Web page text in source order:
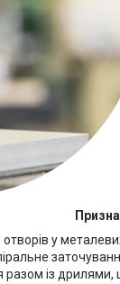
у
разом із